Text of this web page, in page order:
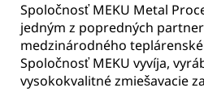
Spoločnosť MEKU Metal
jedným z popredných
medzinárodného
Spoločnosť MEKU vyvíja,
vysokokvalitné zmiešavacie